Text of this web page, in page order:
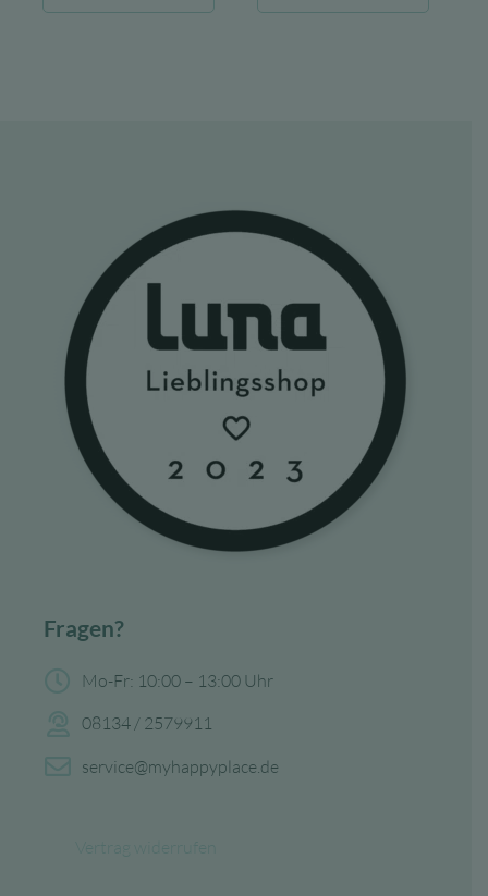
war:
ist:
war:
ist:
Fragen?
Mo-Fr: 10:00 – 13:00 Uhr
08134 / 2579911
service@myhappyplace.de